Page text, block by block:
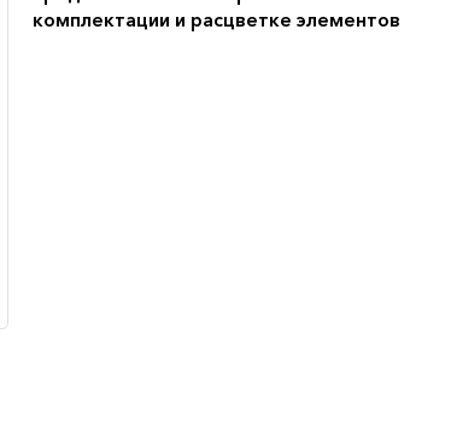
комплектации и расцветке элементов